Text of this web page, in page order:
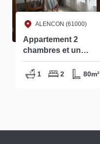
ALENCON (61000)
Appartement 2
chambres et un
garage faibles
charges de
1 2 80m²